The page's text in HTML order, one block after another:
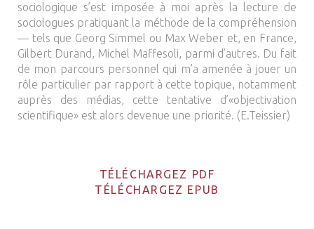
sociologique s’est imposée à moi après la lecture de
sociologues pratiquant la méthode de la compréhension
— tels que Georg Simmel ou Max Weber et, en France,
Gilbert Durand, Michel Maffesoli, parmi d’autres. Du fait
de mon parcours personnel qui m’a amenée à jouer un
rôle particulier par rapport à cette topique, notamment
auprès des médias, cette tentative d’«objectivation
scientifique» est alors devenue une priorité. (E.Teissier)
TÉLÉCHARGEZ PDF
TÉLÉCHARGEZ EPUB